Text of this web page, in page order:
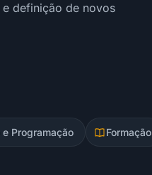
definição de novos
Programação Formação